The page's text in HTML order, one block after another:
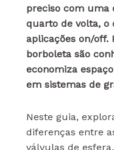
preciso com uma
quarto de volta, o
aplicações on/off.
borboleta são
economiza
em sistemas de
Neste guia,
diferenças entre
válvulas de